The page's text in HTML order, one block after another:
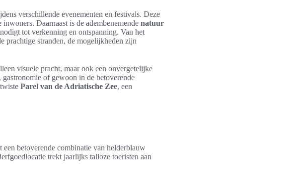
verschillende evenementen en festivals. Deze
Daarnaast is de adembenemende natuur
tot verkenning en ontspanning. Van het
prachtige stranden, de mogelijkheden zijn
visuele pracht, maar ook een onvergetelijke
of gewoon in de betoverende
Parel van de Adriatische Zee, een
betoverende combinatie van helderblauw
trekt jaarlijks talloze toeristen aan